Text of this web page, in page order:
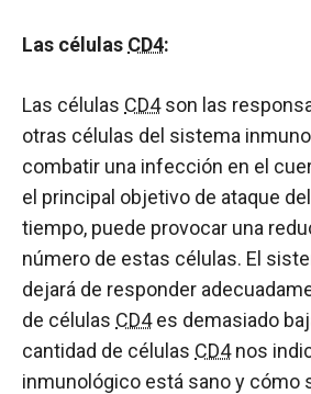
Las células CD4:
Las células CD4son las
otras células del sistema
combatir una infección en el
el principal objetivo de ataque del
tiempo, puede provocar una
número de estas células. El
dejará de responder
de células CD4es demasiado
cantidad de células CD4nos
inmunológico está sano y cómo